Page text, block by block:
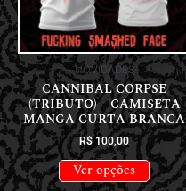
NOVIDADES
CANNIBAL CORPSE
(TRIBUTO) – CAMISETA
MANGA CURTA BRANCA
R$100,00
Ver opções